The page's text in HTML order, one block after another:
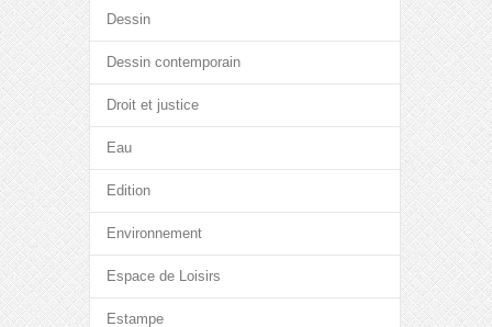
Dessin
Dessin contemporain
Droit et justice
Eau
Edition
Environnement
Espace de Loisirs
Estampe